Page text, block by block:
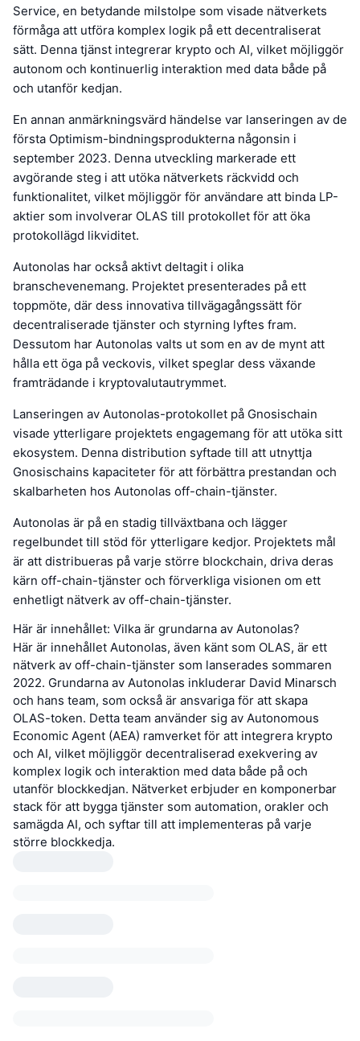
Service, en betydande milstolpe som visade nätverkets
förmåga att utföra komplex logik på ett decentraliserat
sätt. Denna tjänst integrerar krypto och AI, vilket möjliggör
autonom och kontinuerlig interaktion med data både på
och utanför kedjan.
En annan anmärkningsvärd händelse var lanseringen av de
första Optimism-bindningsprodukterna någonsin i
september 2023. Denna utveckling markerade ett
avgörande steg i att utöka nätverkets räckvidd och
funktionalitet, vilket möjliggör för användare att binda LP-
aktier som involverar OLAS till protokollet för att öka
protokollägd likviditet.
Autonolas har också aktivt deltagit i olika
branschevenemang. Projektet presenterades på ett
toppmöte, där dess innovativa tillvägagångssätt för
decentraliserade tjänster och styrning lyftes fram.
Dessutom har Autonolas valts ut som en av de mynt att
hålla ett öga på veckovis, vilket speglar dess växande
framträdande i kryptovalutautrymmet.
Lanseringen av Autonolas-protokollet på Gnosischain
visade ytterligare projektets engagemang för att utöka sitt
ekosystem. Denna distribution syftade till att utnyttja
Gnosischains kapaciteter för att förbättra prestandan och
skalbarheten hos Autonolas off-chain-tjänster.
Autonolas är på en stadig tillväxtbana och lägger
regelbundet till stöd för ytterligare kedjor. Projektets mål
är att distribueras på varje större blockchain, driva deras
kärn off-chain-tjänster och förverkliga visionen om ett
enhetligt nätverk av off-chain-tjänster.
Här är innehållet: Vilka är grundarna av Autonolas?
Här är innehållet Autonolas, även känt som OLAS, är ett
nätverk av off-chain-tjänster som lanserades sommaren
2022. Grundarna av Autonolas inkluderar David Minarsch
och hans team, som också är ansvariga för att skapa
OLAS-token. Detta team använder sig av Autonomous
Economic Agent (AEA) ramverket för att integrera krypto
och AI, vilket möjliggör decentraliserad exekvering av
komplex logik och interaktion med data både på och
utanför blockkedjan. Nätverket erbjuder en komponerbar
stack för att bygga tjänster som automation, orakler och
samägda AI, och syftar till att implementeras på varje
större blockkedja.